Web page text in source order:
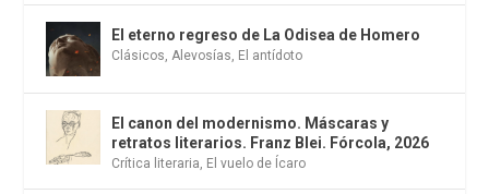
El eterno regreso de La Odisea de Homero
Clásicos,Alevosías, El antídoto
El canon del modernismo. Máscaras y
retratos literarios. Franz Blei. Fórcola, 2026
Crítica literaria, El vuelo de Ícaro